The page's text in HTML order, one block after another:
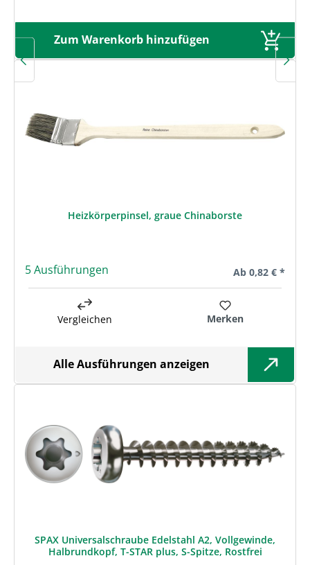
Zum Warenkorb hinzufügen
Heizkörperpinsel, graue Chinaborste
5 Ausführungen Regulärer Preis:
Ab 0,82 € *
Vergleichen Merken
Alle Ausführungen anzeigen
SPAX Universalschraube Edelstahl A2, Vollgewinde,
Halbrundkopf, T-STAR plus, S-Spitze, Rostfrei